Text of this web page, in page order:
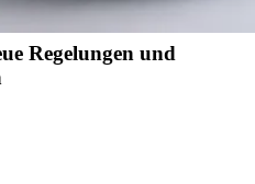
Regelungen und